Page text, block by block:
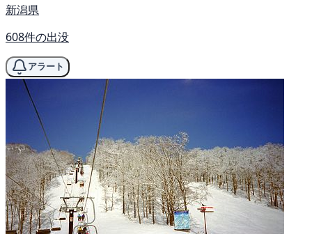
新潟県
608件の出没
アラート